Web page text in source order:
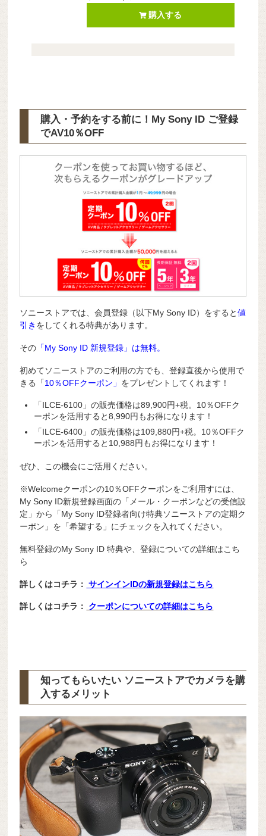
購入する
購入・予約をする前に！My Sony ID ご登録
でAV10％OFF
ソニーストアでは、会員登録（以下My Sony ID）をすると値
引き をしてくれる特典があります。
その 「My Sony ID 新規登録」は無料。
初めてソニーストアのご利用の方でも、登録直後から使用で
きる「10％OFFクーポン」 をプレゼントしてくれます！
「ILCE-6100」の販売価格は89,900円+税。10％OFFク
ーポンを活用すると8,990円もお得になります！
「ILCE-6400」の販売価格は109,880円+税。10％OFFク
ーポンを活用すると10,988円もお得になります！
ぜひ、この機会にご活用ください。
※Welcomeクーポンの10％OFFクーポンをご利用すには、
My Sony ID新規登録画面の「メール・クーポンなどの受信設
定」から「My Sony ID登録者向け特典ソニーストアの定期ク
ーポン」を「希望する」にチェックを入れてください。
無料登録のMy Sony ID 特典や、登録についての詳細はこち
ら
詳しくはコチラ： サインインIDの新規登録はこちら
詳しくはコチラ： クーポンについての詳細はこちら
知ってもらいたい ソニーストアでカメラを購
入するメリット